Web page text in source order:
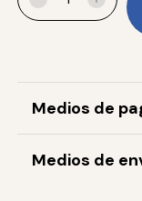
Medios de
Medios de